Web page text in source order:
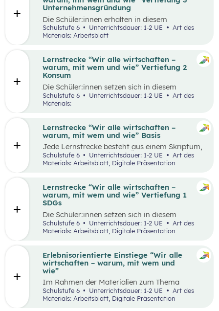
Runde zu Runde verbessern.
Unternehmensgründung
Die Schüler:innen erhalten in diesem
Gedankenexperiment die Möglichkeit ein
Unternehmen unter Berücksichtigung von
Business Model Canvas, welche Bedürfnisse sie
erfüllen wollen und treffen damit verbundene
Entscheidungen. Die Idee wird in einem
Schulstufe 6 Unterrichtsdauer: 1-2 UE
Art des
Materials: Arbeitsblatt
Lernstrecke “Wir alle wirtschaften –
warum, mit wem und wie” Vertiefung 2
Konsum
Die Schüler:innen setzen sich in diesem
Unterrichtsszenario mit nachhaltigem Konsum
auseinander. Sie recherchieren selbstständig zu
Schulstufe 6 Unterrichtsdauer: 1-2 UE
Materials:
Lernstrecke “Wir alle wirtschaften –
warum, mit wem und wie” Basis
Jede Lernstrecke besteht aus einem Skriptum,
welches dazu dient einen Überblick über die
jeweilige Lernstrecke zu erhalten. Mit
Wissen und entwickeln Fähigkeiten,
Einstellungen und Verhaltensbereitschaften, die
sie in ökonomisch geprägten Lebenssituationen
ökonomische Herausforderungen, Aufgaben
und Problemstellungen erkennen, analysieren,
beurteilen und erfolgreich bewältigen zu
Schulstufe 6 Unterrichtsdauer: 1-2 UE
Art des
Materials: Arbeitsblatt, Digitale Präsentation
Lernstrecke “Wir alle wirtschaften –
warum, mit wem und wie” Vertiefung 1
SDGs
Die Schüler:innen setzen sich in diesem
Unterrichtsszenario mit den SDGs (Sustainable
Development Goals) auseinander. Sie wählen ein
SDG und entdecken in ihrer Umgebung Orte, an
machen ein Foto davon. Anschließend werden
Verbesserungsvorschläge erarbeitet.
Schulstufe 6 Unterrichtsdauer: 1-2 UE
Materials: Arbeitsblatt, Digitale Präsentation
Erlebnisorientierte Einstiege “Wir alle
wirtschaften – warum, mit wem und
wie”
Im Rahmen der Materialien zum Thema
“Grundlagen der Wirtschaft” werden drei
mögliche Einstiegsideen vorgestellt. Diese
Vorschläge zeichnen sich nicht nur durch ihre
Schulstufe 6 Unterrichtsdauer: 1-2 UE
Materials: Arbeitsblatt, Digitale Präsentation